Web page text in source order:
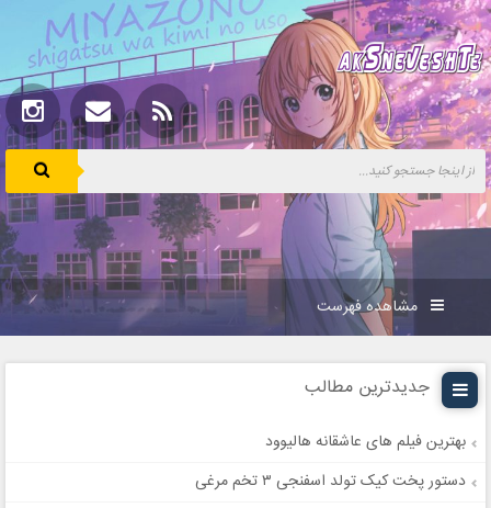
مشاهده فهرست
جدیدترین مطالب
بهترین فیلم های عاشقانه هالیوود
دستور پخت کیک تولد اسفنجی ۳ تخم مرغی